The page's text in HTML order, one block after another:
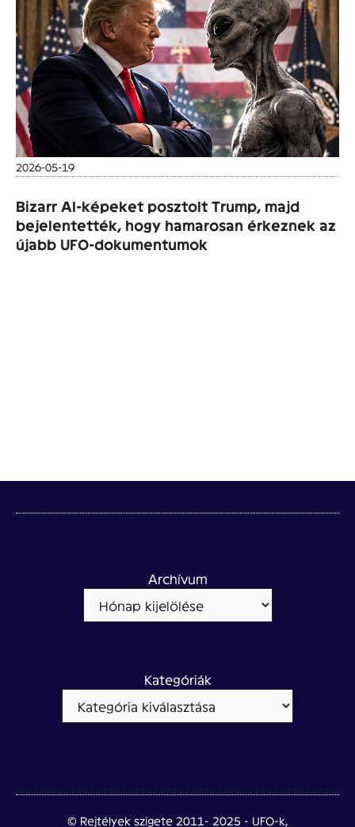
2026-05-19
Bizarr AI-képeket posztolt Trump, majd
bejelentették, hogy hamarosan érkeznek az
újabb UFO-dokumentumok
Archívum
Kategóriák
© Rejtélyek szigete 2011- 2025 - UFO-k,